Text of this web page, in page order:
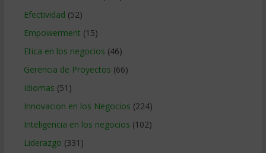
Efectividad (52)
Empowerment (15)
Etica en los negocios (46)
Gerencia de Proyectos (66)
Idiomas (51)
Innovacion en los Negocios (224)
Inteligencia en los negocios (102)
Liderazgo (331)